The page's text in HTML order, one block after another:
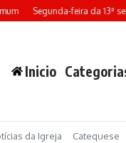
Segunda-feira da 13ª
Inicio
da Igreja Catequese